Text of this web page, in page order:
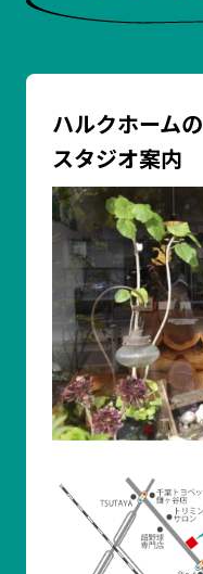
ハルクホームの
スタジオ案内